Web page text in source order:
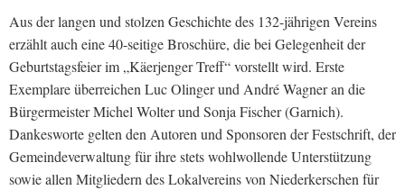
Aus der langen und stolzen Geschichte des 132-jährigen Vereins
erzählt auch eine 40-seitige Broschüre, die bei Gelegenheit der
Geburtstagsfeier im „Käerjenger Treff“ vorstellt wird. Erste
Exemplare überreichen Luc Olinger und André Wagner an die
Bürgermeister Michel Wolter und Sonja Fischer (Garnich).
Dankesworte gelten den Autoren und Sponsoren der Festschrift, der
Gemeindeverwaltung für ihre stets wohlwollende Unterstützung
sowie allen Mitgliedern des Lokalvereins von Niederkerschen für